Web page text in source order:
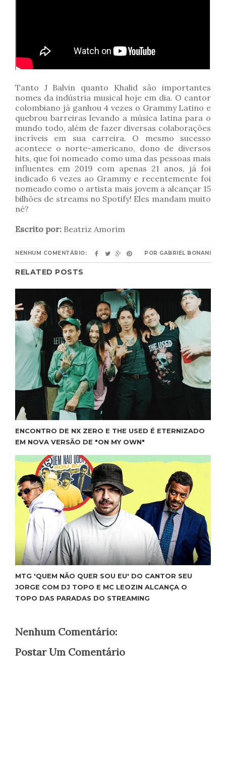
Tanto J Balvin quanto Khalid são importantes
nomes da indústria musical hoje em dia. O cantor
colombiano já ganhou 4 vezes o Grammy Latino e
quebrou barreiras levando a música latina para o
mundo todo, além de fazer diversas colaborações
incríveis em sua carreira. O mesmo sucesso
acontece o norte-americano, dono de diversos
hits, que foi nomeado como uma das pessoas mais
influentes em 2019 com apenas 21 anos, já foi
indicado 6 vezes ao Grammy e recentemente foi
nomeado como o artista mais jovem a alcançar 15
bilhões de streams no Spotify! Eles mandam muito
né?
Escrito por: Beatriz Amorim
NENHUM COMENTÁRIO: POR GABRIEL BONANI
RELATED POSTS
ENCONTRO DE NX ZERO E THE USED É ETERNIZADO
EM NOVA VERSÃO DE "ON MY OWN"
MTG 'QUEM NÃO QUER SOU EU' DO CANTOR SEU
JORGE COM DJ TOPO E MC LEOZIN ALCANÇA O
TOPO DAS PARADAS DO STREAMING
Nenhum Comentário:
Postar Um Comentário